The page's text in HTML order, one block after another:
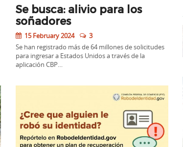
Se busca: alivio para los
soñadores
15 February 2024
3
Se han registrado más de 64 millones de solicitudes
para ingresar a Estados Unidos a través de la
aplicación CBP…